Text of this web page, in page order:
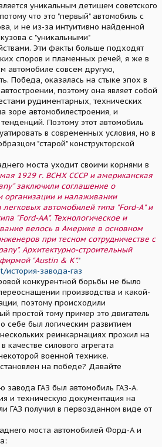
уникальным детищем советского
что это "первый" автомобиль с
и не из-за интуитивно найденной
с "уникальными"
Эти факты больше подходят
споров и пламенных речей, я же в
автомобиле совсем другую,
Победа, оказалась на стыке эпох в
поэтому она являет собой
рудиментарных, технических
автомобилестроения, и
Поэтому этот автомобиль
в современных условия, но в
"старой" конструкторской
моста уходит своими корнями в
1929 г. ВСНХ СССР и американская
заключили соглашение о
организации и налаживании
легковых автомобилей типа "Ford-А" и
"Ford-АА". Технологическое и
велось в Америке в основном
при тесном сотрудничестве с
Архитектурно-строительный
"Austin & K"."
завода-газ
конкурентной борьбы не было
производства и какой-
поэтому происходили
простой тому пример это двигатель
себе был логическим развитием
реинкарнациях прожил на
качестве силового агрегата
военной технике.
на победе? Давайте
завода ГАЗ был автомобиль ГАЗ-А.
и техническую документация на
ГАЗ получил в первозданном виде от
моста автомобилей Форд-А и